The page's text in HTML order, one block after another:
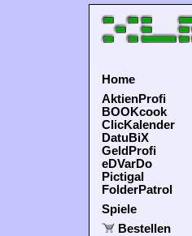
Home
AktienProfi
BOOKcook
ClicKalender
DatuBiX
GeldProfi
eDVarDo
Pictigal
FolderPatrol
Spiele
Bestellen